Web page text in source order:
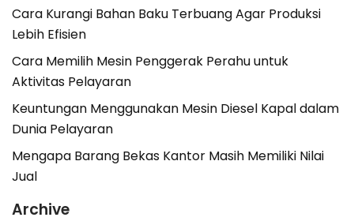
Cara Kurangi Bahan Baku Terbuang Agar Produksi
Lebih Efisien
Cara Memilih Mesin Penggerak Perahu untuk
Aktivitas Pelayaran
Keuntungan Menggunakan Mesin Diesel Kapal dalam
Dunia Pelayaran
Mengapa Barang Bekas Kantor Masih Memiliki Nilai
Jual
Archive